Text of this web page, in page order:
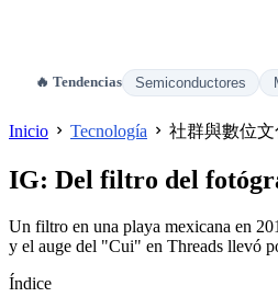
🔥 Tendencias Semiconductores
Inicio Tecnología 社群與數位文
IG: Del filtro del
Un filtro en una playa mexicana en
y el auge del "Cui" en Threads llevó
Índice